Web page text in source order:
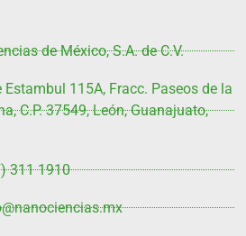
de México, S.A. de C.V.
Estambul 115A, Fracc. Paseos de la
C.P. 37549, León, Guanajuato,
311 1910